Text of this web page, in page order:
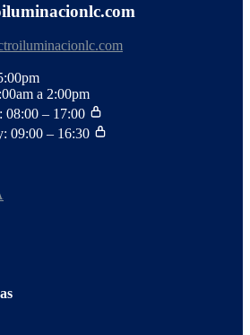
a 2:00pm
08:00 – 17:00
09:00 – 16:30